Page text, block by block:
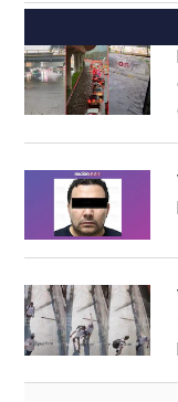
Opens in new